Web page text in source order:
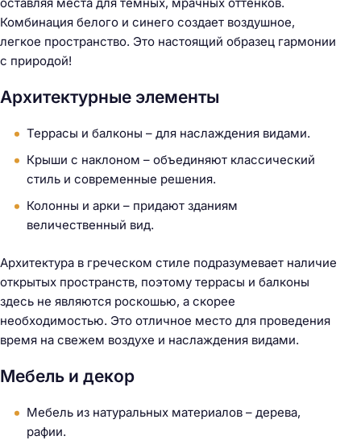
Комбинация белого и синего создает воздушное,
легкое пространство. Это настоящий образец гармонии
с природой!
Архитектурные элементы
Террасы и балконы – для наслаждения видами.
Крыши с наклоном – объединяют классический
стиль и современные решения.
Колонны и арки – придают зданиям
величественный вид.
Архитектура в греческом стиле подразумевает наличие
открытых пространств, поэтому террасы и балконы
здесь не являются роскошью, а скорее
необходимостью. Это отличное место для проведения
время на свежем воздухе и наслаждения видами.
Мебель и декор
Мебель из натуральных материалов – дерева,
рафии.